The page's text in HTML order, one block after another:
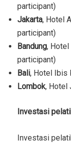
participant)
Jakarta, Hotel
participant)
Bandung, Hotel
participant)
Bali, Hotel Ibis
Lombok, Hotel
Investasi
Investasi